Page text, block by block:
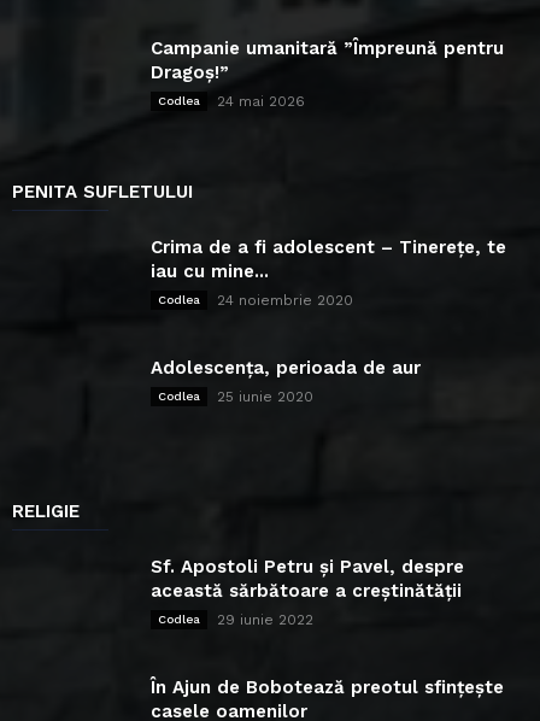
Campanie umanitară ”Împreună pentru
Dragoș!”
Codlea 24 mai 2026
PENITA SUFLETULUI
Crima de a fi adolescent – Tinerețe, te
iau cu mine...
Codlea 24 noiembrie 2020
Adolescența, perioada de aur
Codlea 25 iunie 2020
RELIGIE
Sf. Apostoli Petru și Pavel, despre
această sărbătoare a creștinătății
Codlea 29 iunie 2022
În Ajun de Bobotează preotul sfințește
casele oamenilor